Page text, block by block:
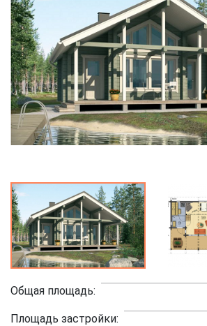
Общая площадь:
Площадь застройки: